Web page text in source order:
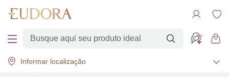
Informar localização